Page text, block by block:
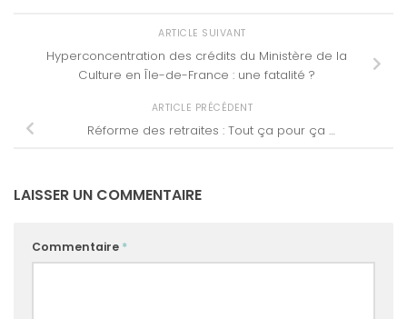
ARTICLE SUIVANT
Hyperconcentration des crédits du Ministère de la
Culture en Île-de-France : une fatalité ?
ARTICLE PRÉCÉDENT
Réforme des retraites : Tout ça pour ça …
LAISSER UN COMMENTAIRE
Commentaire *